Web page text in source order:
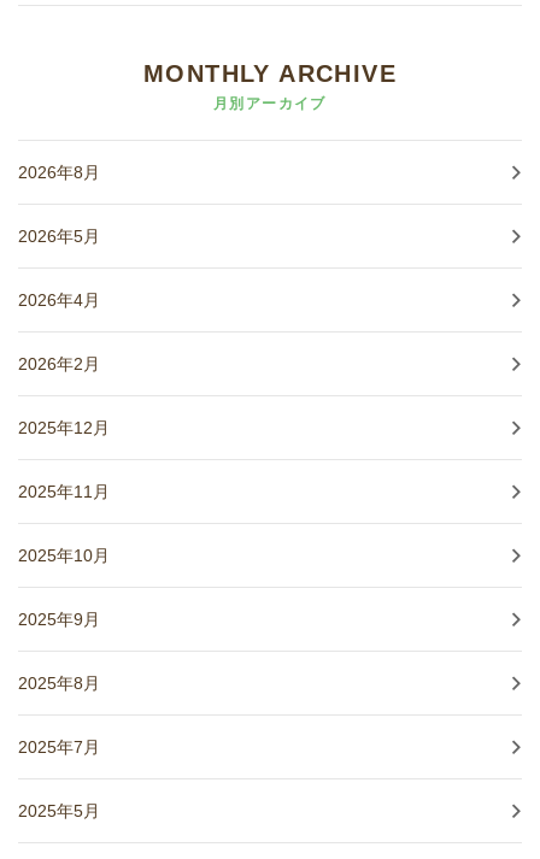
MONTHLY ARCHIVE
月別アーカイブ
2026年8月
2026年5月
2026年4月
2026年2月
2025年12月
2025年11月
2025年10月
2025年9月
2025年8月
2025年7月
2025年5月